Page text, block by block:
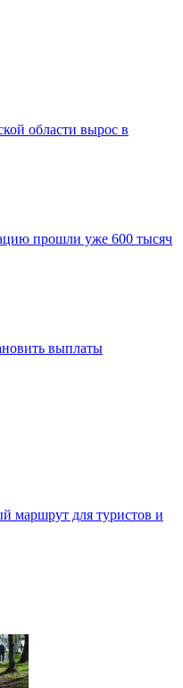
области вырос в
прошли уже 600 тысяч
выплаты
маршрут для туристов и